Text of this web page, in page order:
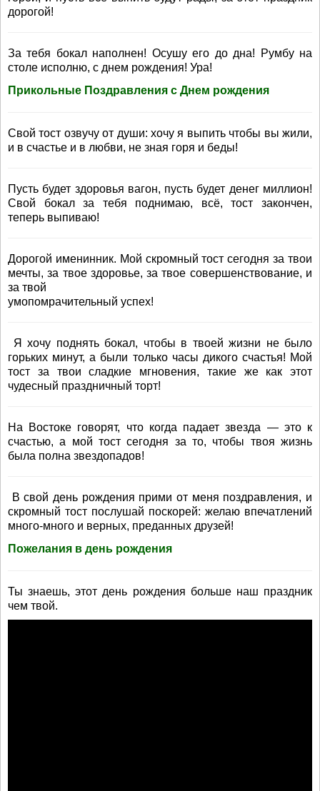
дорогой!
За тебя бокал наполнен! Осушу его до дна! Румбу на
столе исполню, с днем рождения! Ура!
Прикольные Поздравления с Днем рождения
Свой тост озвучу от души: хочу я выпить чтобы вы жили,
и в счастье и в любви, не зная горя и беды!
Пусть будет здоровья вагон, пусть будет денег миллион!
Свой бокал за тебя поднимаю, всё, тост закончен,
теперь выпиваю!
Дорогой именинник. Мой скромный тост сегодня за твои
мечты, за твое здоровье, за твое совершенствование, и
за твой
умопомрачительный успех!
Я хочу поднять бокал, чтобы в твоей жизни не было
горьких минут, а были только часы дикого счастья! Мой
тост за твои сладкие мгновения, такие же как этот
чудесный праздничный торт!
На Востоке говорят, что когда падает звезда — это к
счастью, а мой тост сегодня за то, чтобы твоя жизнь
была полна звездопадов!
В свой день рождения прими от меня поздравления, и
скромный тост послушай поскорей: желаю впечатлений
много-много и верных, преданных друзей!
Пожелания в день рождения
Ты знаешь, этот день рождения больше наш праздник
чем твой.